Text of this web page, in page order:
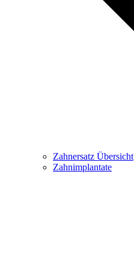
Zahnersatz Übersicht
Zahnimplantate